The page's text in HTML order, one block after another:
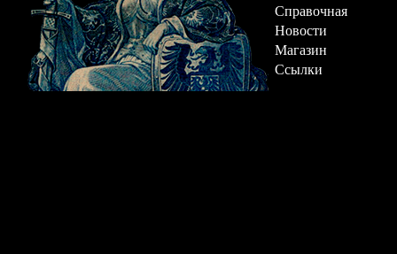
Справочная
Новости
Магазин
Ссылки